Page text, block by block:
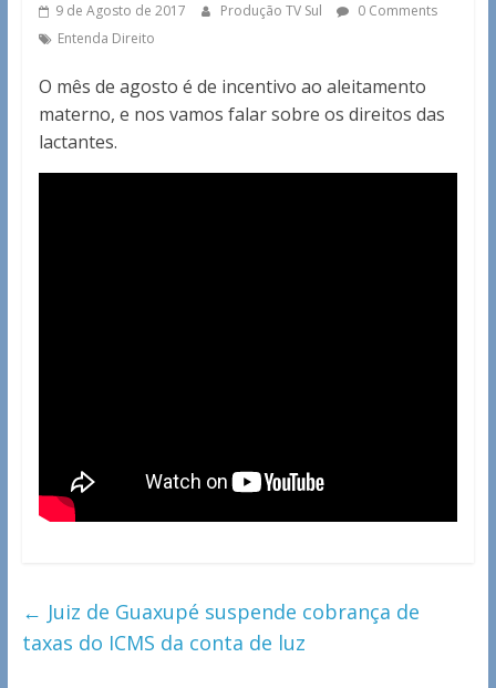
9 de Agosto de 2017 Produção TV Sul
0 Comments
Entenda Direito
O mês de agosto é de incentivo ao aleitamento
materno, e nos vamos falar sobre os direitos das
lactantes.
← Juiz de Guaxupé suspende cobrança de
taxas do ICMS da conta de luz